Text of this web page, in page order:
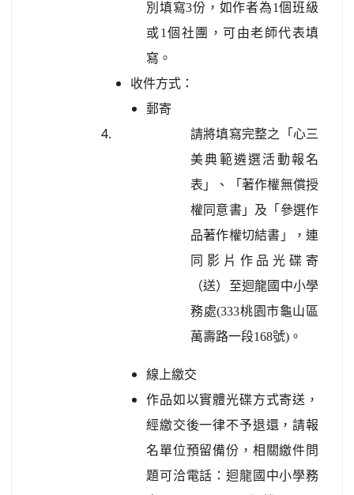
別填寫3份，如作者為1個班級
或1個社團，可由老師代表填
寫。
收件方式：
郵寄
請將填寫完整之「心三
美典範遴選活動報名
表」、「著作權無償授
權同意書」及「參選作
品著作權切結書」，連
同影片作品光碟寄
（送）至迴龍國中小學
務處(333桃園市龜山區
萬壽路一段168號)。
線上繳交
作品如以實體光碟方式寄送，
經繳交後一律不予退還，請報
名單位預留備份，相關繳件問
題可洽電話：迴龍國中小學務